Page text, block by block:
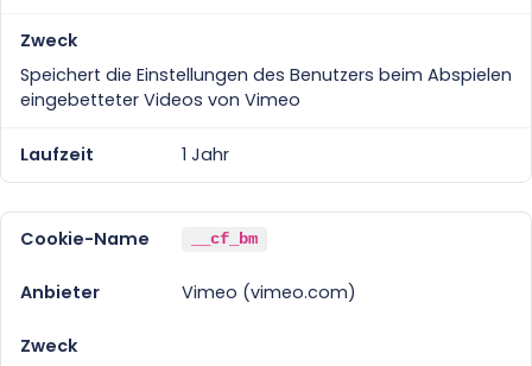
Speichert die Einstellungen des Benutzers beim Abspielen
eingebetteter Videos von Vimeo
1 Jahr
__cf_bm
Vimeo (vimeo.com)